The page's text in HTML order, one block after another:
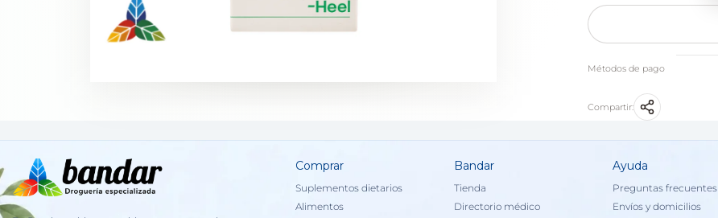
Métodos de pago
Compartir:
Comprar
Suplementos dietarios
Alimentos
Bandar
Tienda
Directorio médico
Ayuda
Preguntas frecuentes
Envíos y domicilios